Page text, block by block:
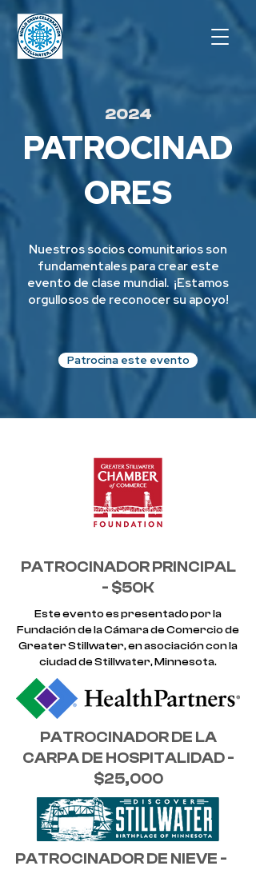
2024
PATROCINAD
ORES
Nuestros socios comunitarios son
fundamentales para crear este
evento de clase mundial. ¡Estamos
orgullosos de reconocer su apoyo!
Patrocina este evento
PATROCINADOR PRINCIPAL
- $50K
Este evento es presentado por la
Fundación de la Cámara de Comercio de
Greater Stillwater, en asociación con la
ciudad de Stillwater, Minnesota.
PATROCINADOR DE LA
CARPA DE HOSPITALIDAD -
$25,000
PATROCINADOR DE NIEVE -